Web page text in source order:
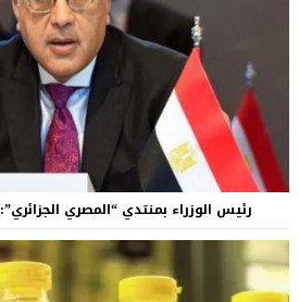
رئيس الوزراء بمنتدي “المصري